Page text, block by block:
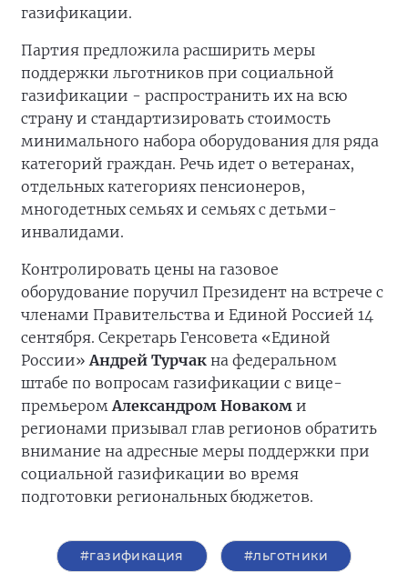
газификации.
Партия предложила расширить меры
поддержки льготников при социальной
газификации - распространить их на всю
страну и стандартизировать стоимость
минимального набора оборудования для ряда
категорий граждан. Речь идет о ветеранах,
отдельных категориях пенсионеров,
многодетных семьях и семьях с детьми-
инвалидами.
Контролировать цены на газовое
оборудование поручил Президент на встрече с
членами Правительства и Единой Россией 14
сентября. Секретарь Генсовета «Единой
России»Андрей Турчак на федеральном
штабе по вопросам газификации с вице-
премьеромАлександром Новаком и
регионами призывал глав регионов обратить
внимание на адресные меры поддержки при
социальной газификации во время
подготовки региональных бюджетов.
#газификация #льготники